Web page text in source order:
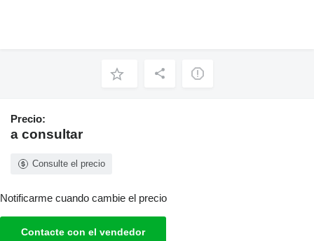
Precio:
a consultar
Consulte el precio
Notificarme cuando cambie el precio
Contacte con el vendedor